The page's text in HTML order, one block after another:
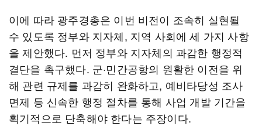
이에 따라 광주경총은 이번 비전이 조속히 실현될
수 있도록 정부와 지자체, 지역 사회에 세 가지 사항
을 제안했다. 먼저 정부와 지자체의 과감한 행정적
결단을 촉구했다. 군·민간공항의 원활한 이전을 위
해 관련 규제를 과감히 완화하고, 예비타당성 조사
면제 등 신속한 행정 절차를 통해 사업 개발 기간을
획기적으로 단축해야 한다는 주장이다.